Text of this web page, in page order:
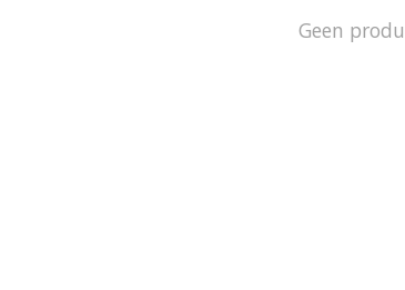
Geen